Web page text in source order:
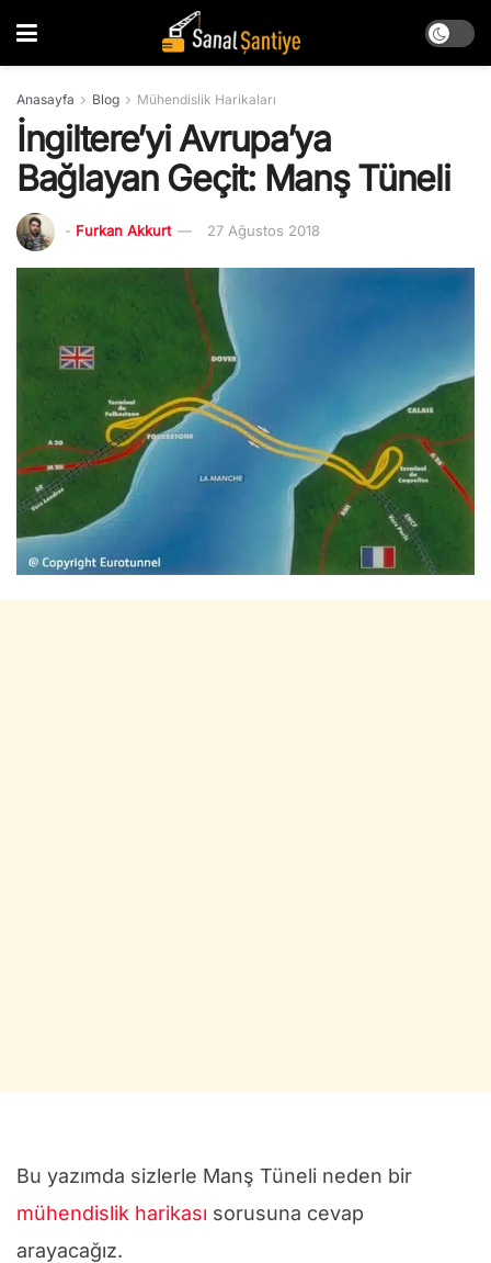
Anasayfa Blog Mühendislik Harikaları
İngiltere’yi Avrupa’ya
Bağlayan Geçit: Manş Tüneli
- Furkan Akkurt 27 Ağustos 2018
Bu yazımda sizlerle Manş Tüneli neden bir
mühendislik harikası sorusuna cevap
arayacağız.